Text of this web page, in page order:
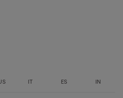
IT ES IN